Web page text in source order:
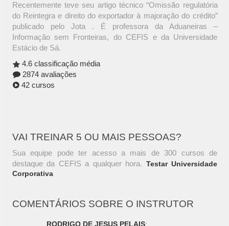
Recentemente teve seu artigo técnico “Omissão regulatória
do Reintegra e direito do exportador à majoração do crédito”
publicado pelo Jota . É professora da Aduaneiras –
Informação sem Fronteiras, do CEFIS e da Universidade
Estácio de Sá.
4.6 classificação média
2874 avaliações
42 cursos
VAI TREINAR 5 OU MAIS PESSOAS?
Sua equipe pode ter acesso a mais de 300 cursos de
destaque da CEFIS a qualquer hora. Testar Universidade
Corporativa
COMENTÁRIOS SOBRE O INSTRUTOR
RODRIGO DE JESUS PELAIS: